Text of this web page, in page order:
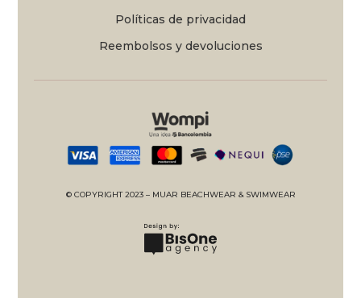
Políticas de privacidad
Reembolsos y devoluciones
© COPYRIGHT 2023 – MUAR BEACHWEAR & SWIMWEAR